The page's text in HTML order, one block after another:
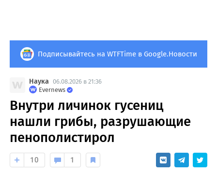
Подписывайтесь на WTFTime в Google.Новости
Наука 06.08.2026 в 21:36
Evernews
Внутри личинок гусениц
нашли грибы, разрушающие
пенополистирол
10 1